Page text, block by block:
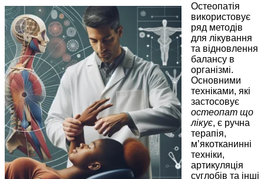
Остеопатія
використовує
ряд методів
для лікування
та відновлення
балансу в
організмі.
Основними
техніками, які
застосовує
остеопат що
лікує, є ручна
терапія,
м’якотканинні
техніки,
артикуляція
суглобів та інші